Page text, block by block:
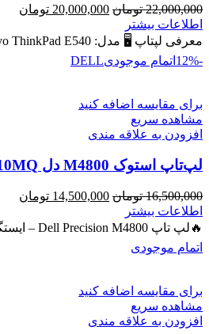
22,000,000 تومان قیمت
22,000,000 تومان
بود.
20,000,000 تومان
اطلاعات بیشتر
معرفی لپتاپ 🖥️ مدل: Lenovo ThinkPad E540 🧠 پردازنده: Intel Core i7‑4702MQ – نسل ۴ 💾 رم: 8 GB (قابل ارتقا
-12%
اتمام موجودیDELL
برای مقایسه اضافه کنید
مشاهده سریع
افزودن به علاقه مندی
لپ‌تاپ استوک M4800 دل Core i7-4810MQ با SSD و گرافیک NVIDIA Quadro 2GB
16,500,000 تومان قیمت
16,500,000 تومان
14,500,000 تومان
اطلاعات بیشتر
🔥لپ تاپ Dell Precision M4800 – ایستگاه کاری قدرتمند برای حرفه‌ای‌ها 🔖 کد محصول: #40743 💻 لپ‌تاپ حرفه‌ای با پردازنده
اتمام موجودی
برای مقایسه اضافه کنید
مشاهده سریع
افزودن به علاقه مندی